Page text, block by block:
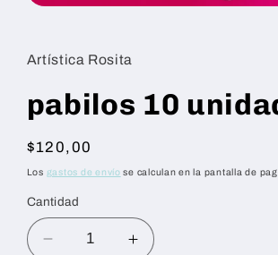
1
en
ventana
modal
Artística Rosita
pabilos 10
Precio
habitual
$120,00
Los gastos de envío se calculan en la pantalla de
Cantidad
Reducir
Aumentar